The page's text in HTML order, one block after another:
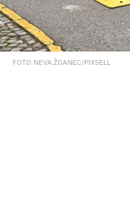
FOTO: NEVA ŽGANEC/PIXSELL